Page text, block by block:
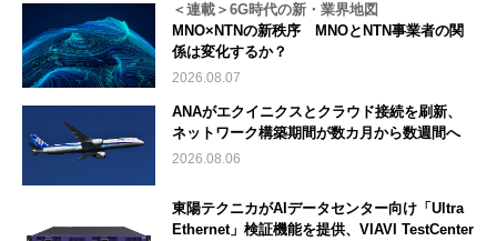
＜連載＞6G時代の新・業界地図
MNO×NTNの新秩序 MNOとNTN事業者の関
係は変化するか？
2026.08.07
ANAがエクイニクスとクラウド接続を刷新、
ネットワーク構築期間が数カ月から数週間へ
2026.08.06
東陽テクニカがAIデータセンター向け「Ultra
Ethernet」検証機能を提供、VIAVI TestCenter